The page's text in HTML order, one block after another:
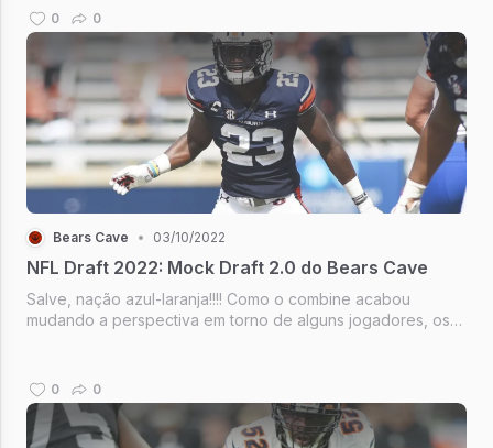
Angeles Chargers.
0 0
Bears Cave • 03/10/2022
NFL Draft 2022: Mock Draft 2.0 do Bears Cave
Salve, nação azul-laranja!!!! Como o combine acabou
mudando a perspectiva em torno de alguns jogadores, os
para fazermos mais duas simu
0 0